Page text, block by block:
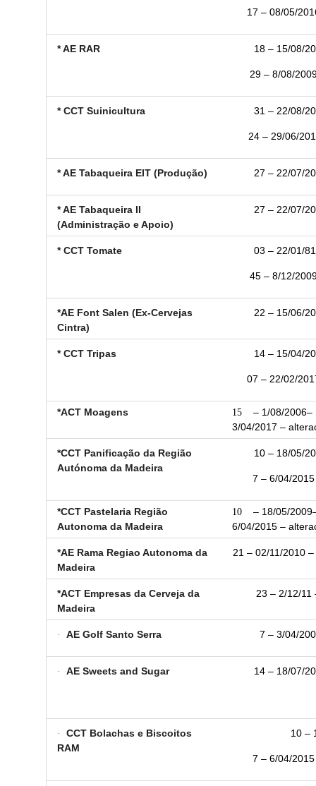
17 – 08/05/
* AE RAR 18 – 15/08/
29 – 8/08/
* CCT Suinicultura 31 – 22/08/
24 – 29/06/
* AE Tabaqueira EIT (Produção) 27 – 22/07/
* AE Tabaqueira II
(Administração e Apoio)
27 – 22/07/
* CCT Tomate 03 – 22/01/
45 – 8/12/
*AE Font Salen (Ex-Cervejas
Cintra)
22 – 15/06/
* CCT Tripas 14 – 15/04/
07 – 22/02/
*ACT Moagens 15 – 1/08/2006–
3/04/2017 –
*CCT Panificação da Região
Autónoma da Madeira
10 – 18/05/
7 – 6/04/
*CCT Pastelaria Região
Autonoma da Madeira
10 – 18/05/
6/04/2015 –
*AE Rama Regiao Autonoma da
Madeira
21 – 02/11/2010
*ACT Empresas da Cerveja da
Madeira
23 – 2/12/11
· AE Golf Santo Serra 7 – 3/04/
· AE Sweets and Sugar 14 – 18/07/
·
CCT Bolachas e Biscoitos
RAM
10 –
7 – 6/04/